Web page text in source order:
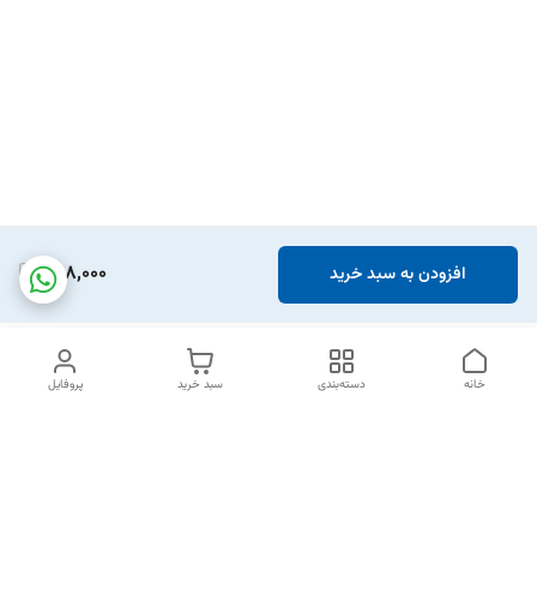
768,000 افزودن به سبد خرید
پروفایل سبد خرید دسته‌بندی خانه